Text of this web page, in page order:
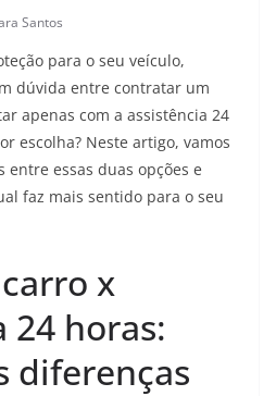
Santos
para o seu veículo,
dúvida entre contratar um
apenas com a assistência 24
escolha? Neste artigo, vamos
entre essas duas opções e
faz mais sentido para o seu
x
24 horas:
diferenças